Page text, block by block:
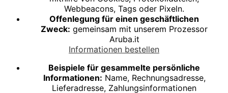
Webbeacons, Tags oder Pixeln.
Offenlegung für einen geschäftlichen
Zweck: gemeinsam mit unserem Prozessor
Aruba.it
Informationen bestellen
Beispiele für gesammelte persönliche
Informationen: Name, Rechnungsadresse,
Lieferadresse, Zahlungsinformationen